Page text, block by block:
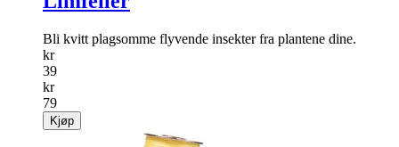
Bli kvitt plagsomme ­flyvende insekter fra plantene dine.
kr
39
kr
79
Kjøp